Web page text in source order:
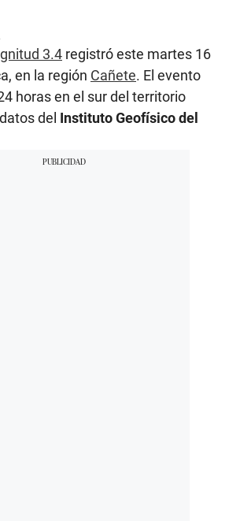
3.4 registró este martes 16
en la región Cañete. El evento
horas en el sur del territorio
del Instituto Geofísico del